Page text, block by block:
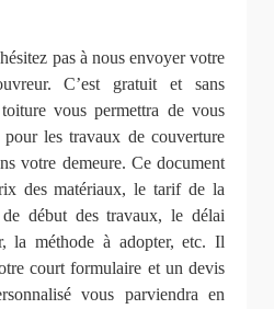
pas à nous envoyer votre
C’est gratuit et sans
vous permettra de vous
pour les travaux de couverture
votre demeure. Ce document
des matériaux, le tarif de la
début des travaux, le délai
la méthode à adopter, etc. Il
court formulaire et un devis
vous parviendra en